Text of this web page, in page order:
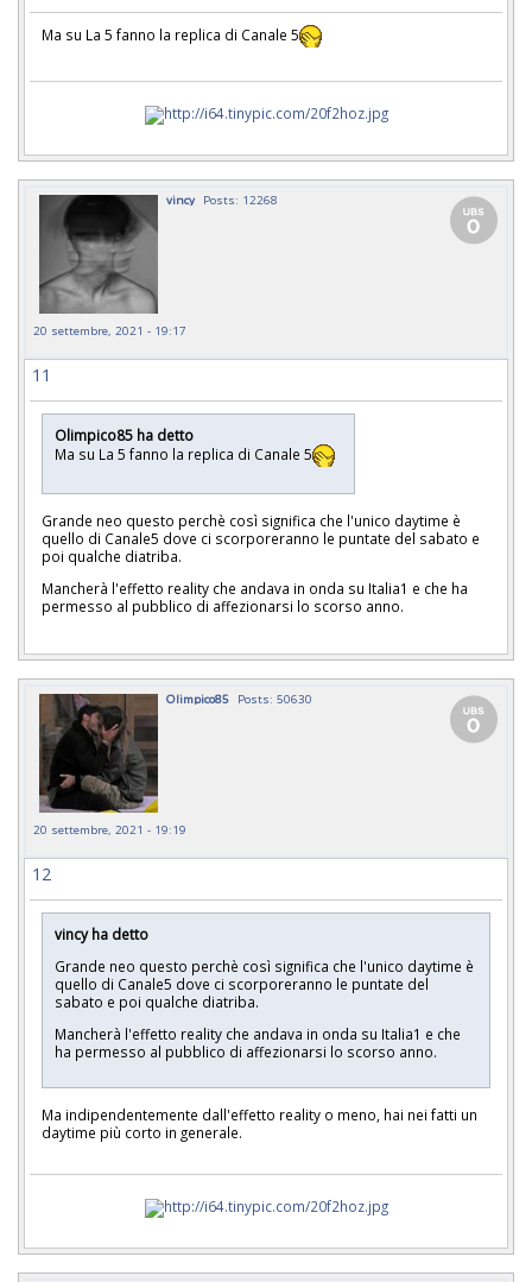
Ma su La 5 fanno la replica di Canale 5
vincy Posts: 12268
20 settembre, 2021 - 19:17
11
Olimpico85 ha detto
Ma su La 5 fanno la replica di Canale 5
Grande neo questo perchè così significa che l'unico daytime è
quello di Canale5 dove ci scorporeranno le puntate del sabato e
poi qualche diatriba.
Mancherà l'effetto reality che andava in onda su Italia1 e che ha
permesso al pubblico di affezionarsi lo scorso anno.
Olimpico85 Posts: 50630
20 settembre, 2021 - 19:19
12
vincy ha detto
Grande neo questo perchè così significa che l'unico daytime è
quello di Canale5 dove ci scorporeranno le puntate del
sabato e poi qualche diatriba.
Mancherà l'effetto reality che andava in onda su Italia1 e che
ha permesso al pubblico di affezionarsi lo scorso anno.
Ma indipendentemente dall'effetto reality o meno, hai nei fatti un
daytime più corto in generale.